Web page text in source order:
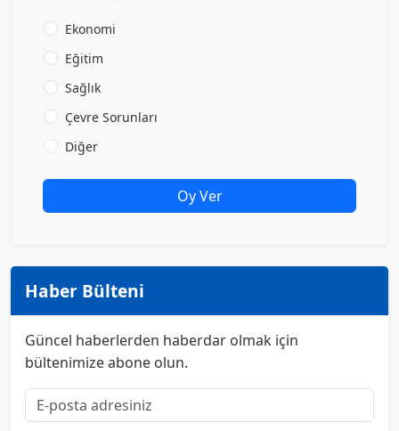
Ekonomi
Eğitim
Sağlık
Çevre Sorunları
Diğer
Oy Ver
Haber Bülteni
Güncel haberlerden haberdar olmak için
bültenimize abone olun.